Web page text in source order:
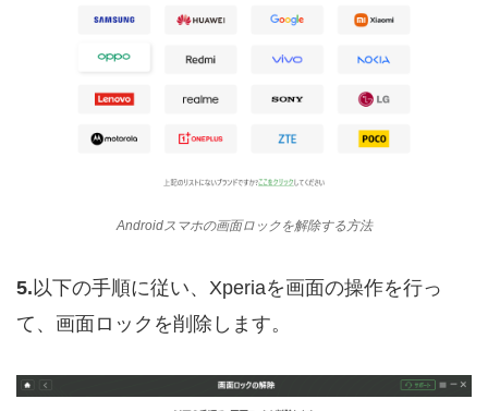
Androidスマホの画面ロックを解除する方法
5. 以下の手順に従い、Xperiaを画面の操作を行っ
て、画面ロックを削除します。